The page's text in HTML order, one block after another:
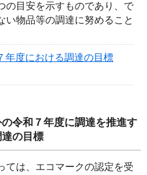
の目安を示すものであり、で
い物品等の調達に努めること
年度における調達の目標
令和７年度に調達を推進す
の目標
は、エコマークの認定を受